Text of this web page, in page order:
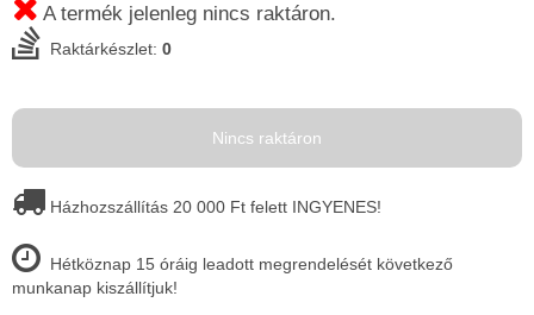
A termék jelenleg nincs raktáron.
Raktárkészlet: 0
Nincs raktáron
Házhozszállítás 20 000 Ft felett INGYENES!
Hétköznap 15 óráig leadott megrendelését következő
munkanap kiszállítjuk!